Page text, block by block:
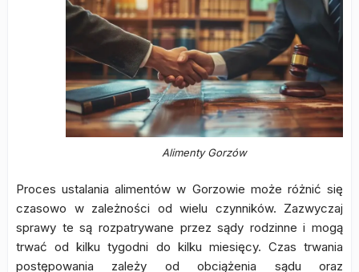
Alimenty Gorzów
Proces ustalania alimentów w Gorzowie może różnić się
czasowo w zależności od wielu czynników. Zazwyczaj
sprawy te są rozpatrywane przez sądy rodzinne i mogą
trwać od kilku tygodni do kilku miesięcy. Czas trwania
postępowania zależy od obciążenia sądu oraz